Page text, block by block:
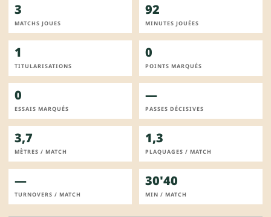
3
MATCHS JOUES
92
MINUTES JOUÉES
1
TITULARISATIONS
0
POINTS MARQUÉS
0
ESSAIS MARQUÉS
—
PASSES DÉCISIVES
3,7
MÈTRES / MATCH
1,3
PLAQUAGES / MATCH
—
TURNOVERS / MATCH
30'40
MIN / MATCH